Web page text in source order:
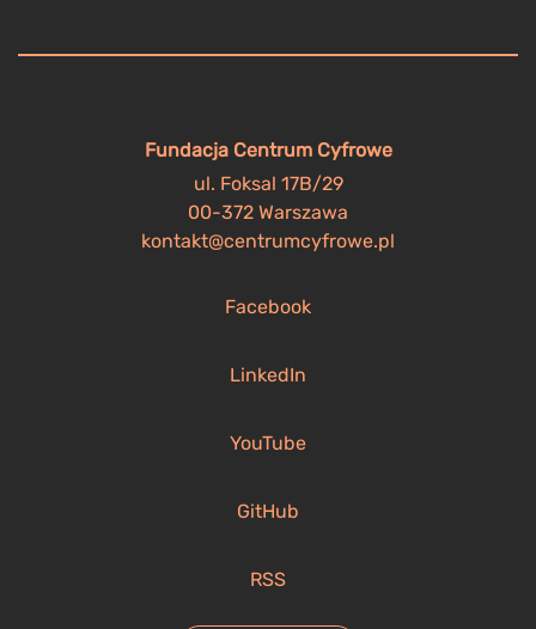
Fundacja Centrum Cyfrowe
ul. Foksal 17B/29
00-372 Warszawa
kontakt@centrumcyfrowe.pl
Facebook
LinkedIn
YouTube
GitHub
RSS